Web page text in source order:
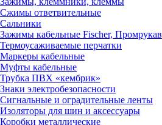
Сжимы ответвительные
Сальники
Зажимы кабельные Fischer, Промрукав
Термоусаживаемые перчатки
Маркеры кабельные
Муфты кабельные
Трубка ПВХ «кембрик»
Знаки электробезопасности
Сигнальные и оградительные ленты
Изоляторы для шин и аксессуары
Коробки металлические